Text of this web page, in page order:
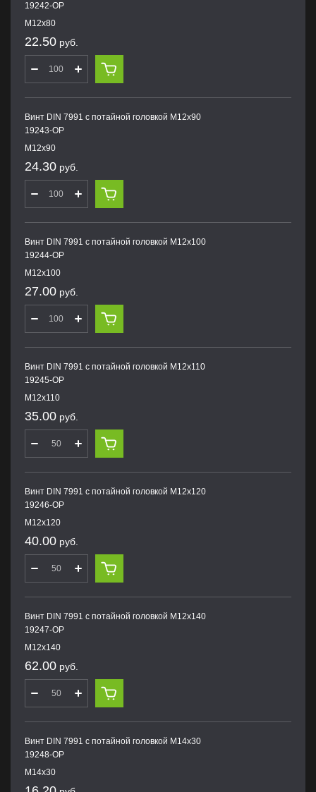
19242-OP
M12х80
22.50 руб.
Винт DIN 7991 с потайной головкой M12х90
19243-OP
M12х90
24.30 руб.
Винт DIN 7991 с потайной головкой M12х100
19244-OP
M12х100
27.00 руб.
Винт DIN 7991 с потайной головкой M12х110
19245-OP
M12х110
35.00 руб.
Винт DIN 7991 с потайной головкой M12х120
19246-OP
M12х120
40.00 руб.
Винт DIN 7991 с потайной головкой M12х140
19247-OP
M12х140
62.00 руб.
Винт DIN 7991 с потайной головкой M14х30
19248-OP
M14х30